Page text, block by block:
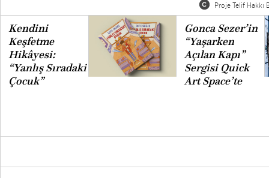
Proje Telif Hakkı
Kendini
Keşfetme
Hikâyesi:
“Yanlış Sıradaki
Çocuk”
Gonca Sezer’in
“Yaşarken
Açılan Kapı”
Sergisi Quick
Art Space’te